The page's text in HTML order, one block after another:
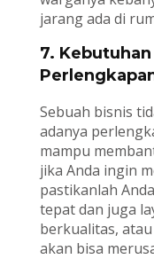
jarang ada di
7.
Sebuah bisnis
adanya
mampu
jika Anda ingin
pastikanlah
tepat dan juga
berkualitas,
akan bisa